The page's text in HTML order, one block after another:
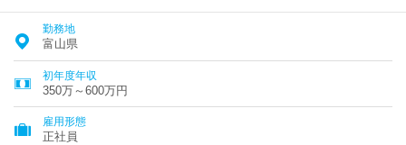
勤務地
富山県
初年度年収
350万～600万円
雇用形態
正社員